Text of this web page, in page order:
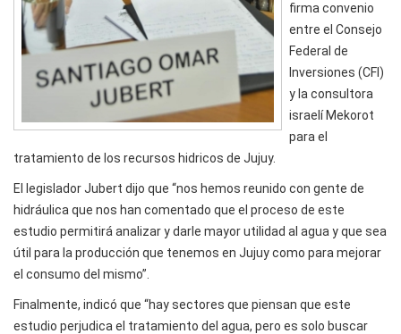
firma convenio
entre el Consejo
Federal de
Inversiones (CFI)
y la consultora
israelí Mekorot
para el
tratamiento de los recursos hidricos de Jujuy.
El legislador Jubert dijo que “nos hemos reunido con gente de
hidráulica que nos han comentado que el proceso de este
estudio permitirá analizar y darle mayor utilidad al agua y que sea
útil para la producción que tenemos en Jujuy como para mejorar
el consumo del mismo”.
Finalmente, indicó que “hay sectores que piensan que este
estudio perjudica el tratamiento del agua, pero es solo buscar